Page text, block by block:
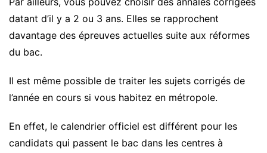
datant d’il y a 2 ou 3 ans. Elles se rapprochent
davantage des épreuves actuelles suite aux réformes
du bac.
Il est même possible de traiter les sujets corrigés de
l’année en cours si vous habitez en métropole.
En effet, le calendrier officiel est différent pour les
candidats qui passent le bac dans les centres à